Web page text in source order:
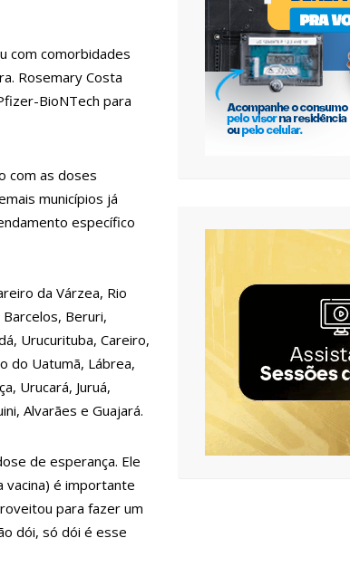
vítimas de violência
Caprichoso (CDC)
com comorbidades
Rosemary Costa
BioNTech para
com as doses
municípios já
específico
da Várzea, Rio
Beruri,
Urucurituba, Careiro,
do Uatumã, Lábrea,
Urucará, Juruá,
Alvarães e Guajará.
de esperança. Ele
vacina) é importante
para fazer um
dói, só dói é esse